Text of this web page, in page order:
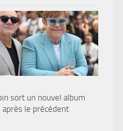
sort un nouvel album
le précédent